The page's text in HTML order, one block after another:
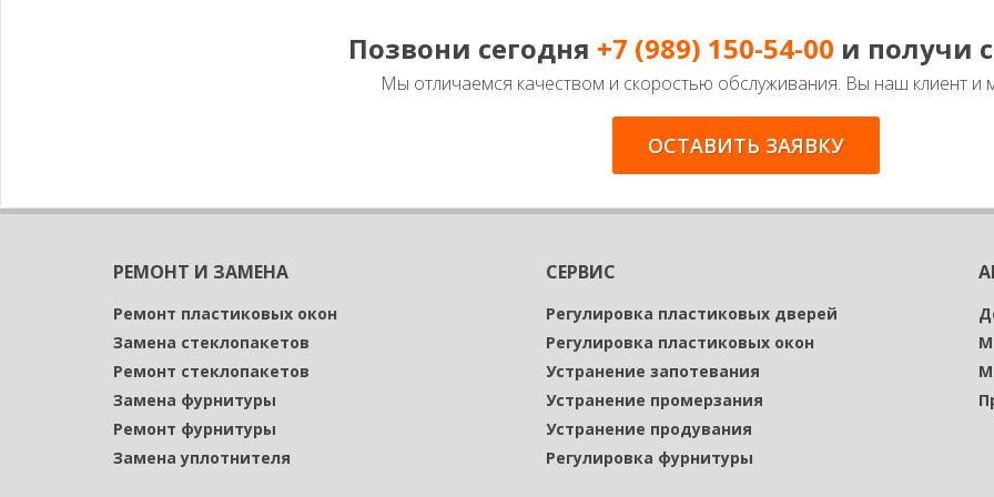
Позвони сегодня +7 (989) 150-54-00 и получи
Мы отличаемся качеством и скоростью обслуживания. Вы наш клиент
ОСТАВИТЬ ЗАЯВКУ
РЕМОНТ И ЗАМЕНА
Ремонт пластиковых окон
Замена стеклопакетов
Ремонт стеклопакетов
Замена фурнитуры
Ремонт фурнитуры
Замена уплотнителя
СЕРВИС
Регулировка пластиковых дверей
Регулировка пластиковых окон
Устранение запотевания
Устранение промерзания
Устранение продувания
Регулировка фурнитуры